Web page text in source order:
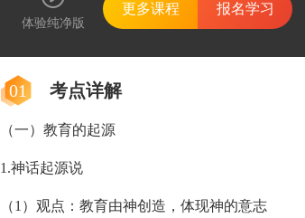
体验纯净版
更多课程 报名学习
01 考点详解
（一）教育的起源
1.神话起源说
（1）观点：教育由神创造，体现神的意志